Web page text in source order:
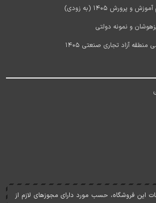
پرورش 1405 (به زودی)
و نمونه دولتی
آزاد تجاری صنعتی 1405
اين فروشگاه، حسب مورد دارای مجوزهای لازم از